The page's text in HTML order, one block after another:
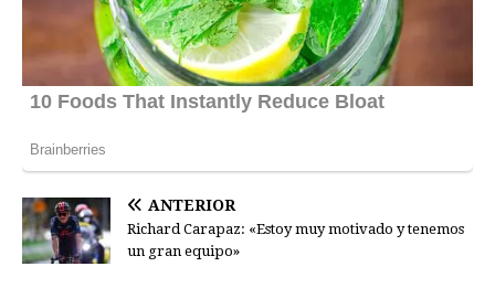
ANTERIOR
Richard Carapaz: «Estoy muy motivado y tenemos
un gran equipo»